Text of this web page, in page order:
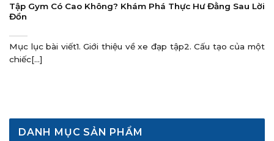
Tập Gym Có Cao Không? Khám Phá Thực Hư Đằng Sau Lời
Đồn
Mục lục bài viết1. Giới thiệu về xe đạp tập2. Cấu tạo của một
chiếc[...]
DANH MỤC SẢN PHẨM